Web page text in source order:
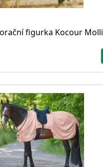
figurka Kocour Molli